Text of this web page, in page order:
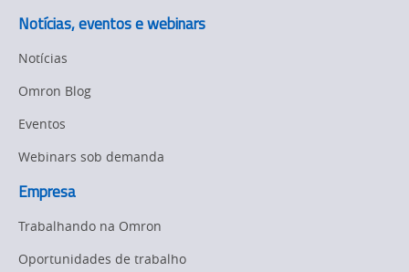
uma
IHM
page.
removível
em
uma
IHM
NA
Notícias, eventos e webinars
Notícias
Omron Blog
Eventos
Webinars sob demanda
Empresa
Trabalhando na Omron
Oportunidades de trabalho